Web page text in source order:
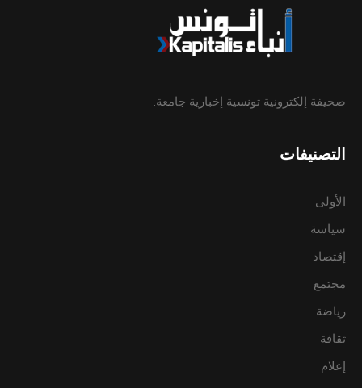
صحيفة إلكترونية تونسية إخبارية جامعة.
التصنيفات
الأولى
سياسة
إقتصاد
مجتمع
رياضة
ثقافة
إعلام